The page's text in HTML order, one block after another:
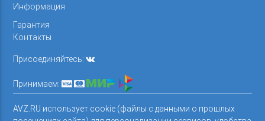
Информация
Гарантия
Контакты
Присоединяйтесь:
Принимаем:
AVZ.RU использует cookie (файлы с данными о прошлых